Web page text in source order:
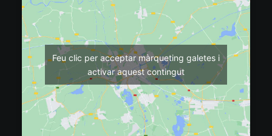
Feu clic per acceptar màrqueting galetes i
activar aquest contingut